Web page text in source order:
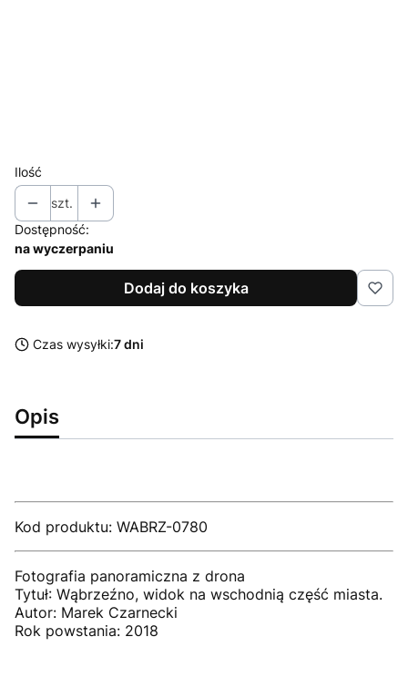
Ilość
szt.
Dostępność:
na wyczerpaniu
Dodaj do koszyka
Czas wysyłki:7 dni
Opis
Kod produktu: WABRZ-0780
Fotografia panoramiczna z drona
Tytuł: Wąbrzeźno, widok na wschodnią część miasta.
Autor: Marek Czarnecki
Rok powstania: 2018